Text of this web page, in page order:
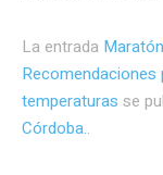
La entrada
Recomendaciones
temperaturas se
Córdoba..